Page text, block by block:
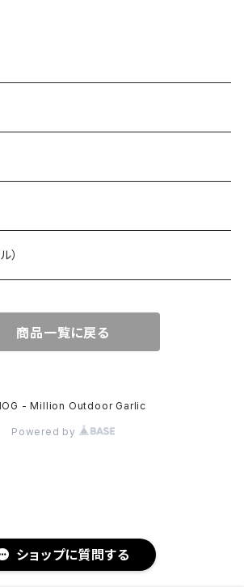
ショップに質問する
）
商品一覧に戻る
- Million Outdoor Garlic
Powered by